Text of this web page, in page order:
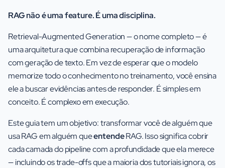
RAG não é uma feature. É uma disciplina.
Retrieval-Augmented Generation — o nome completo — é
uma arquitetura que combina recuperação de informação
com geração de texto. Em vez de esperar que o modelo
memorize todo o conhecimento no treinamento, você ensina
ele a buscar evidências antes de responder. É simples em
conceito. É complexo em execução.
Este guia tem um objetivo: transformar você de alguém que
usa RAG em alguém queentendeRAG. Isso significa cobrir
cada camada do pipeline com a profundidade que ela merece
— incluindo os trade-offs que a maioria dos tutoriais ignora, os